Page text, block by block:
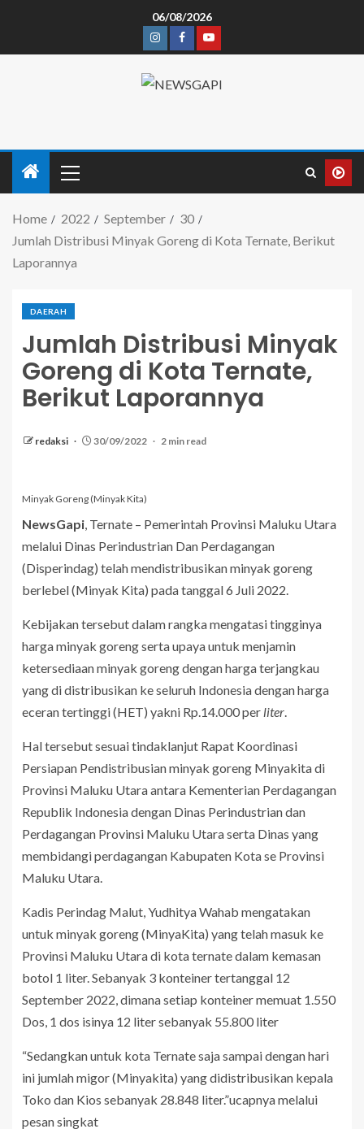
06/08/2026
Home 2022 September
30
Jumlah Distribusi Minyak Goreng di Kota Ternate, Berikut
Laporannya
DAERAH
Jumlah Distribusi Minyak
Goreng di Kota Ternate,
Berikut Laporannya
redaksi 30/09/2022 2 min read
Minyak Goreng (Minyak Kita)
NewsGapi, Ternate – Pemerintah Provinsi Maluku Utara
melalui Dinas Perindustrian Dan Perdagangan
(Disperindag) telah mendistribusikan minyak goreng
berlebel (Minyak Kita) pada tanggal 6 Juli 2022.
Kebijakan tersebut dalam rangka mengatasi tingginya
harga minyak goreng serta upaya untuk menjamin
ketersediaan minyak goreng dengan harga terjangkau
yang di distribusikan ke seluruh Indonesia dengan harga
eceran tertinggi (HET) yakni Rp.14.000 per liter.
Hal tersebut sesuai tindaklanjut Rapat Koordinasi
Persiapan Pendistribusian minyak goreng Minyakita di
Provinsi Maluku Utara antara Kementerian Perdagangan
Republik Indonesia dengan Dinas Perindustrian dan
Perdagangan Provinsi Maluku Utara serta Dinas yang
membidangi perdagangan Kabupaten Kota se Provinsi
Maluku Utara.
Kadis Perindag Malut, Yudhitya Wahab mengatakan
untuk minyak goreng (MinyaKita) yang telah masuk ke
Provinsi Maluku Utara di kota ternate dalam kemasan
botol 1 liter. Sebanyak 3 konteiner tertanggal 12
September 2022, dimana setiap konteiner memuat 1.550
Dos, 1 dos isinya 12 liter sebanyak 55.800 liter
“Sedangkan untuk kota Ternate saja sampai dengan hari
ini jumlah migor (Minyakita) yang didistribusikan kepala
Toko dan Kios sebanyak 28.848 liter.”ucapnya melalui
pesan singkat